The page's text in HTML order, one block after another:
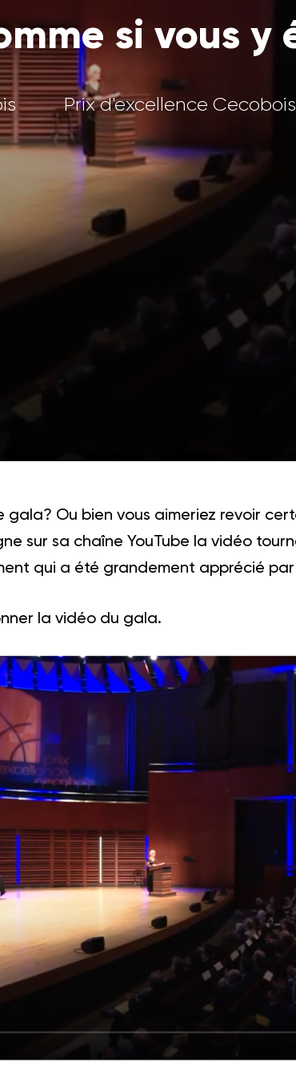
si vous y
Prix d'excellence Cecobois
gala? Ou bien vous aimeriez revoir
sur sa chaîne YouTube la vidéo
qui a été grandement apprécié
la vidéo du gala.